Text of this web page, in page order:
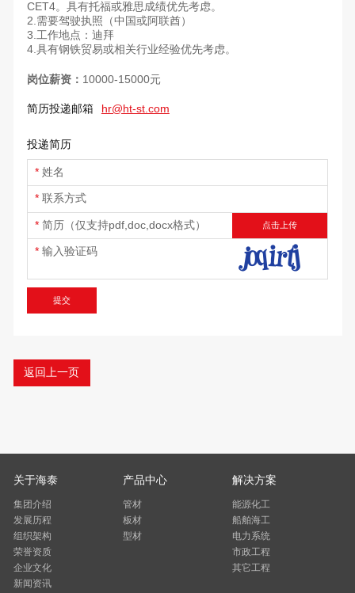
CET4。具有托福或雅思成绩优先考虑。
2.需要驾驶执照（中国或阿联酋）
3.工作地点：迪拜
4.具有钢铁贸易或相关行业经验优先考虑。
岗位薪资： 10000-15000元
简历投递邮箱 hr@ht-st.com
投递简历
姓名
联系方式
简历（仅支持pdf,doc,docx格式）
输入验证码
提交
返回上一页
关于海泰
集团介绍
发展历程
组织架构
荣誉资质
企业文化
新闻资讯
产品中心
管材
板材
型材
解决方案
能源化工
船舶海工
电力系统
市政工程
其它工程